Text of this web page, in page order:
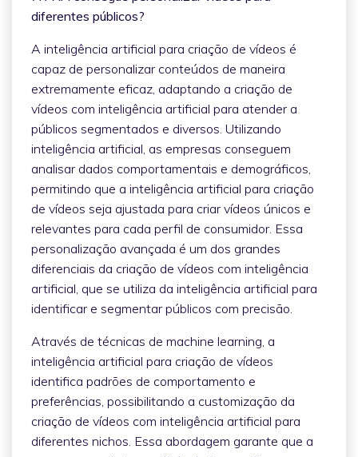
diferentes públicos?
A inteligência artificial para criação de vídeos é
capaz de personalizar conteúdos de maneira
extremamente eficaz, adaptando a criação de
vídeos com inteligência artificial para atender a
públicos segmentados e diversos. Utilizando
inteligência artificial, as empresas conseguem
analisar dados comportamentais e demográficos,
permitindo que a inteligência artificial para criação
de vídeos seja ajustada para criar vídeos únicos e
relevantes para cada perfil de consumidor. Essa
personalização avançada é um dos grandes
diferenciais da criação de vídeos com inteligência
artificial, que se utiliza da inteligência artificial para
identificar e segmentar públicos com precisão.
Através de técnicas de machine learning, a
inteligência artificial para criação de vídeos
identifica padrões de comportamento e
preferências, possibilitando a customização da
criação de vídeos com inteligência artificial para
diferentes nichos. Essa abordagem garante que a